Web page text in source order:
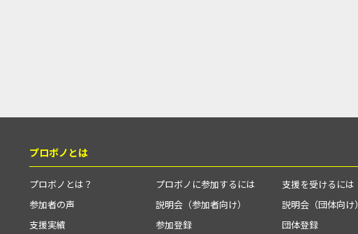
プロボノとは
プロボノとは？
参加者の声
支援実績
プロボノに参加するには
説明会（参加者向け）
参加登録
支援を受けるには
説明会（団体向け）
団体登録